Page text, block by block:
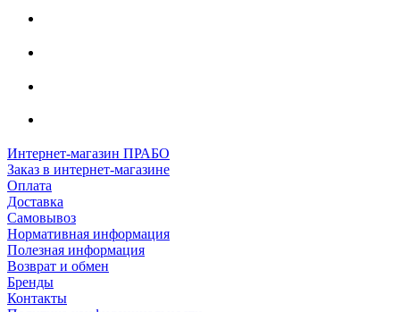
Интернет-магазин ПРАБО
Заказ в интернет-магазине
Оплата
Доставка
Самовывоз
Нормативная информация
Полезная информация
Возврат и обмен
Бренды
Контакты